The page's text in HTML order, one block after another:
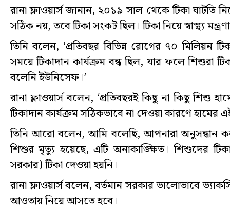
রানা ফ্লাওয়ার্স জানান, ২০১৯ সাল থেকে টিকা
সঠিক নয়, তবে টিকা সংকট ছিল। টিকা নিয়ে স্বাস্থ্য
তিনি বলেন, ‘প্রতিবছর বিভিন্ন রোগের ৭০ মিলিয়ন
সময়ে টিকাদান কার্যক্রম বন্ধ ছিল, যার ফলে শিশুরা
বলেনি ইউনিসেফ।’
রানা ফ্লাওয়ার্স বলেন, ‘প্রতিবছরই কিছু না কিছু শিশু
টিকাদান কার্যক্রম সঠিকভাবে না দেওয়া কারণে হামের
তিনি আরো বলেন, আমি বলেছি, আপনারা অনুসন্ধান
শিশুর মৃত্যু হয়েছে, এটি অনাকাঙ্ক্ষিত। শিশুদের
সরকার) টিকা দেওয়া হয়নি।
রানা ফ্লাওয়ার্স বলেন, বর্তমান সরকার ভালোভাবে
আওতায় নিয়ে আসতে হবে।